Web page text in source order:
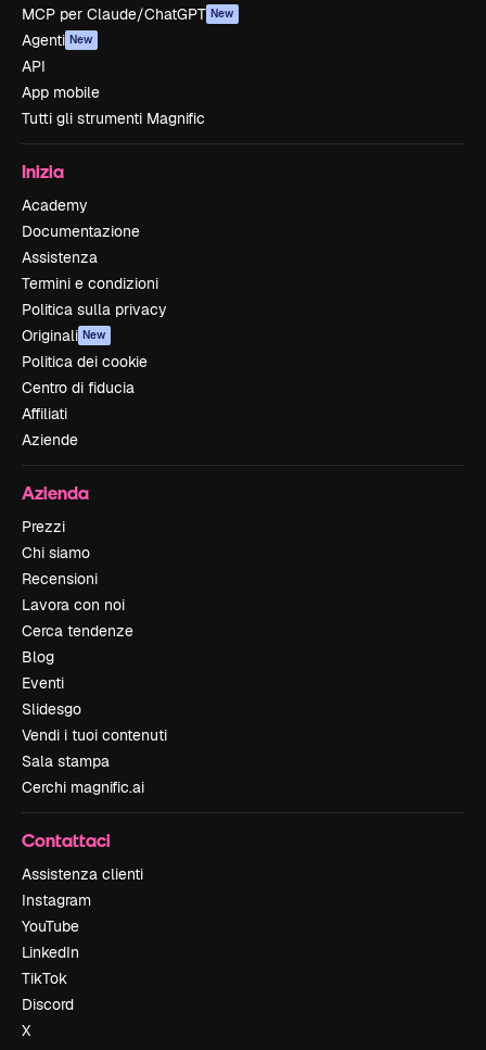
MCP per Claude/ChatGPT New
Agenti New
API
App mobile
Tutti gli strumenti Magnific
Inizia
Academy
Documentazione
Assistenza
Termini e condizioni
Politica sulla privacy
Originali New
Politica dei cookie
Centro di fiducia
Affiliati
Aziende
Azienda
Prezzi
Chi siamo
Recensioni
Lavora con noi
Cerca tendenze
Blog
Eventi
Slidesgo
Vendi i tuoi contenuti
Sala stampa
Cerchi magnific.ai
Contattaci
Assistenza clienti
Instagram
YouTube
LinkedIn
TikTok
Discord
X